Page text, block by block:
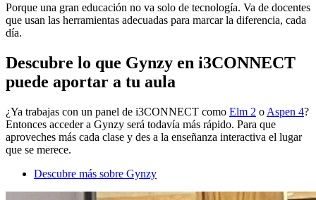
Porque una gran educación no va solo de tecnología. Va de docentes
que usan las herramientas adecuadas para marcar la diferencia, cada
día.
Descubre lo que Gynzy en i3CONNECT
puede aportar a tu aula
¿Ya trabajas con un panel de i3CONNECT como Elm 2 o Aspen 4?
Entonces acceder a Gynzy será todavía más rápido. Para que
aproveches más cada clase y des a la enseñanza interactiva el lugar
que se merece.
Descubre más sobre Gynzy